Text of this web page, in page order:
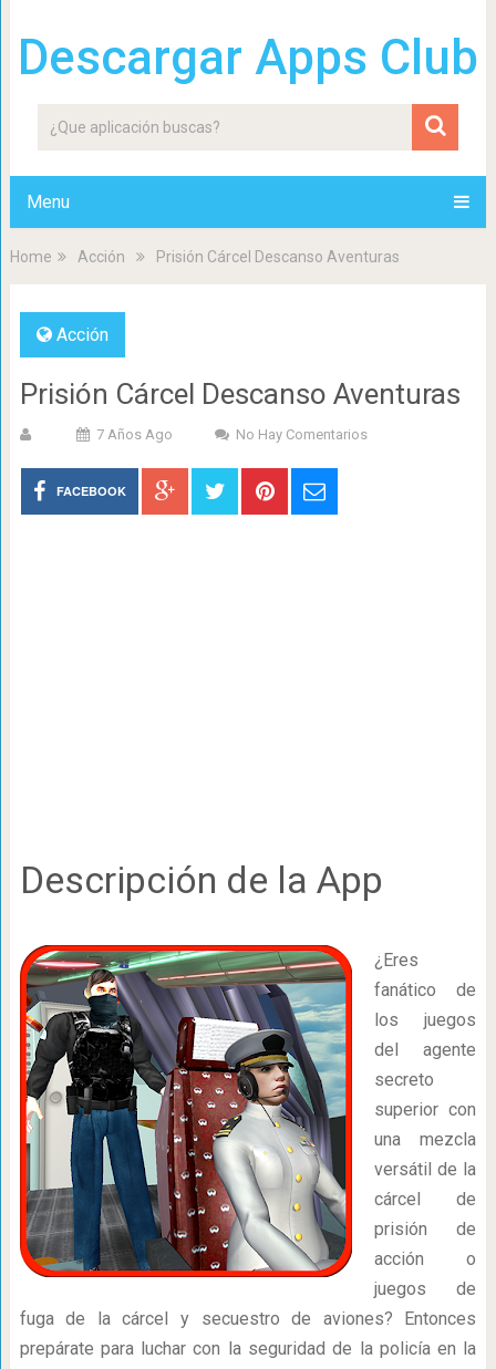
Descargar Apps Club
Menu
Home Acción Prisión Cárcel Descanso Aventuras
Acción
Prisión Cárcel Descanso Aventuras
7 Años Ago No Hay Comentarios
FACEBOOK
Descripción de la App
¿Eres
fanático de
los juegos
del agente
secreto
superior con
una mezcla
versátil de la
cárcel de
prisión de
acción o
juegos de
fuga de la cárcel y secuestro de aviones? Entonces
prepárate para luchar con la seguridad de la policía en la